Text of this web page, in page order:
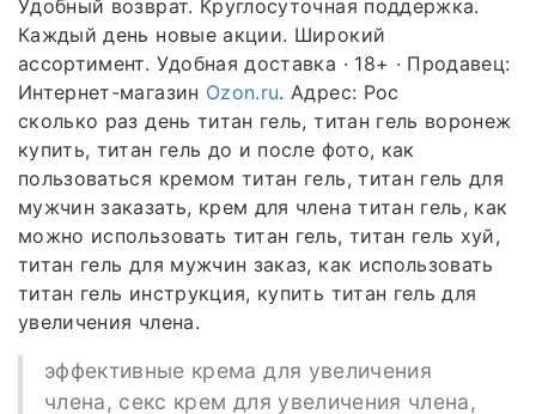
Удобный возврат. Круглосуточная поддержка.
Каждый день новые акции. Широкий
ассортимент. Удобная доставка · 18+ · Продавец:
Интернет-магазин Ozon.ru. Адрес: Рос
сколько раз день титан гель, титан гель воронеж
купить, титан гель до и после фото, как
пользоваться кремом титан гель, титан гель для
мужчин заказать, крем для члена титан гель, как
можно использовать титан гель, титан гель хуй,
титан гель для мужчин заказ, как использовать
титан гель инструкция, купить титан гель для
увеличения члена.
эффективные крема для увеличения
члена, секс крем для увеличения члена,